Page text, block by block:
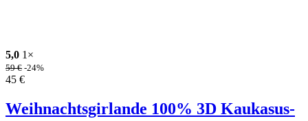
5,0 1×
59€ -24%
45 €
Weihnachtsgirlande 100% 3D Kaukasus-